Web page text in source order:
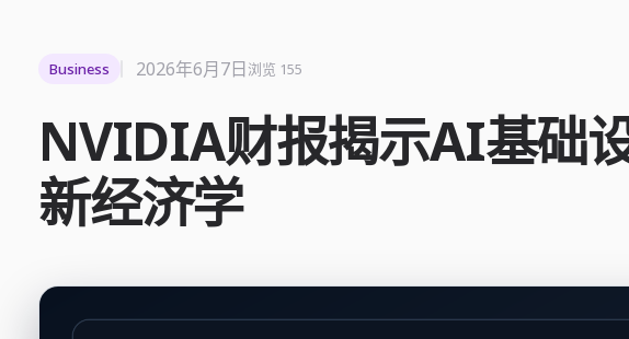
NVIDIA财报揭示AI基础
新经济学
Business 2026年6月7日浏览 155